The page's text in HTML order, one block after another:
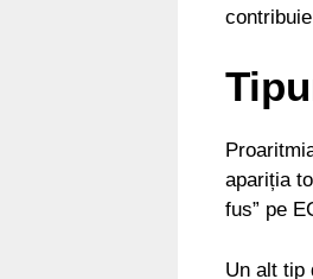
apariția
fus” pe
Un alt tip